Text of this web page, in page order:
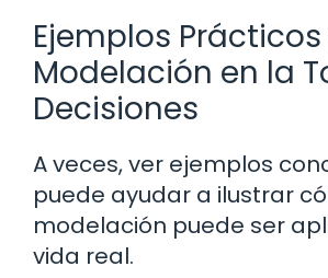
Ejemplos
Modelación en la
Decisiones
A veces, ver ejemplos
puede ayudar a ilustrar
modelación puede ser
vida real.